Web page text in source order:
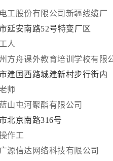
工股份有限公司新疆线缆厂
延安南路52号特变厂区
人
方舟课外教育培训学校有限
建国西路城建新村步行街内
师
山屯河聚酯有限公司
北京南路316号
作工
源信达网络科技有限公司